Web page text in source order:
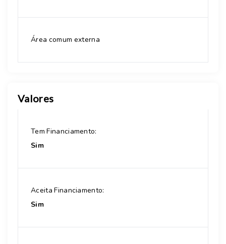
Área comum externa
Valores
Tem Financiamento:
Sim
Aceita Financiamento:
Sim